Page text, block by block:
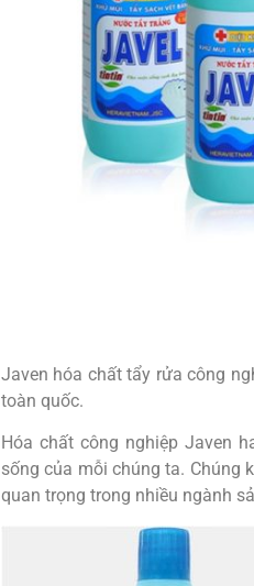
Javen hóa chất tẩy rửa công
toàn quốc.
Hóa chất công nghiệp Javen
sống của mỗi chúng ta. Chúng
quan trọng trong nhiều ngành